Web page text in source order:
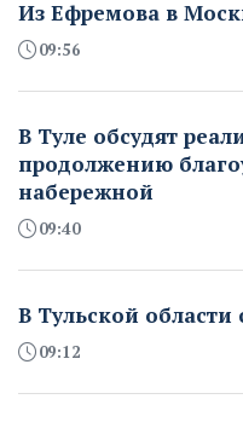
Из Ефремова в
09:56
В Туле обсудят
продолжению
набережной
09:40
В Тульской области
09:12